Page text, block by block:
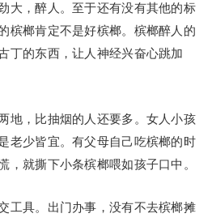
大，醉人。至于还有没有其他的标
槟榔肯定不是好槟榔。槟榔醉人的
丁的东西，让人神经兴奋心跳加
地，比抽烟的人还要多。女人小孩
老少皆宜。有父母自己吃槟榔的时
，就撕下小条槟榔喂如孩子口中。
工具。出门办事，没有不去槟榔摊